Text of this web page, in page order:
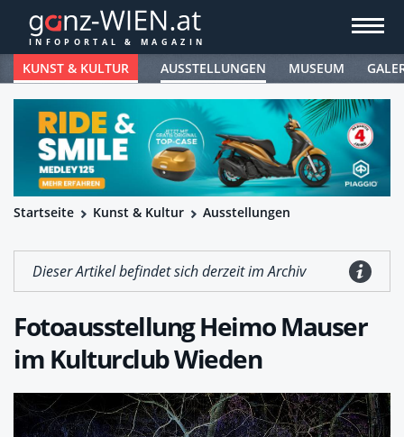
KUNST & KULTUR AUSSTELLUNGEN MUSEUM
Startseite Kunst & Kultur Ausstellungen
Dieser Artikel befindet sich derzeit im Archiv
Fotoausstellung Heimo Mauser
im Kulturclub Wieden